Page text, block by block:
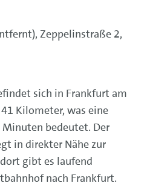
Zeppelinstraße 2,
sich in Frankfurt am
Kilometer, was eine
bedeutet. Der
in direkter Nähe zur
gibt es laufend
nach Frankfurt.